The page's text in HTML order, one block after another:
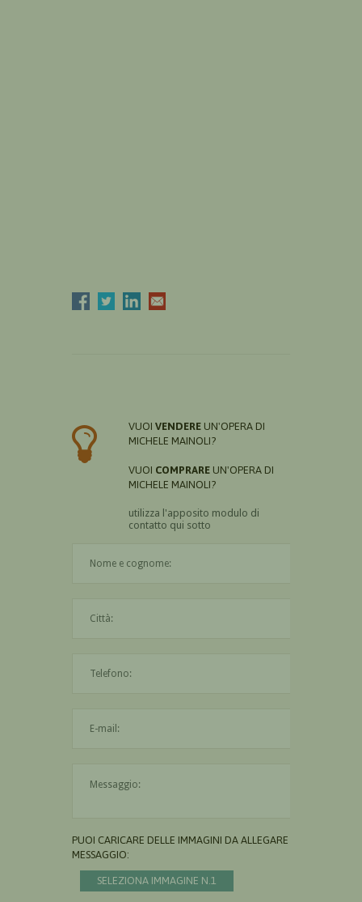
VUOI VENDERE UN'OPERA DI
MICHELE MAINOLI?
VUOI COMPRARE UN'OPERA DI
MICHELE MAINOLI?
utilizza l'apposito modulo di
contatto qui sotto
PUOI CARICARE DELLE IMMAGINI DA ALLEGARE AL
MESSAGGIO:
SELEZIONA IMMAGINE N.1